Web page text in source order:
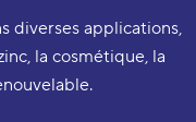
diverses applications,
la cosmétique, la